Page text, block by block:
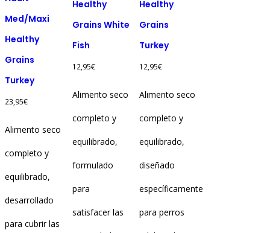
la
página
de
producto
Med/Maxi
Healthy
Grains
Turkey
23,95€
Alimento seco
completo y
equilibrado,
desarrollado
para cubrir las
de
producto
Healthy
Grains White
Fish
12,95€
Alimento seco
completo y
equilibrado,
formulado
para
satisfacer las
de
producto
Healthy
Grains
Turkey
12,95€
Alimento seco
completo y
equilibrado,
diseñado
específicamente
para perros